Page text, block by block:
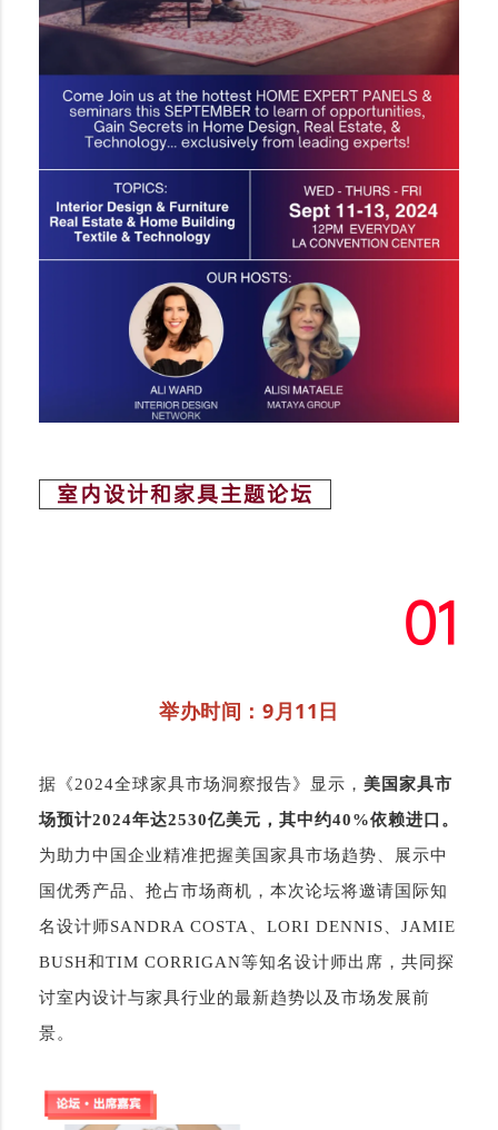
室内设计和家具主题论坛
01
举办时间：9月11日
据《2024全球家具市场洞察报告》显示， 美国家具市
场预计2024年达2530亿美元，其中约40%依赖进口。
为助力中国企业精准把握美国家具市场趋势、展示中
国优秀产品、抢占市场商机，本次论坛将邀请国际知
名设计师SANDRA COSTA、LORI DENNIS、JAMIE
BUSH和TIM CORRIGAN等知名设计师出席，共同探
讨室内设计与家具行业的最新趋势以及市场发展前
景。